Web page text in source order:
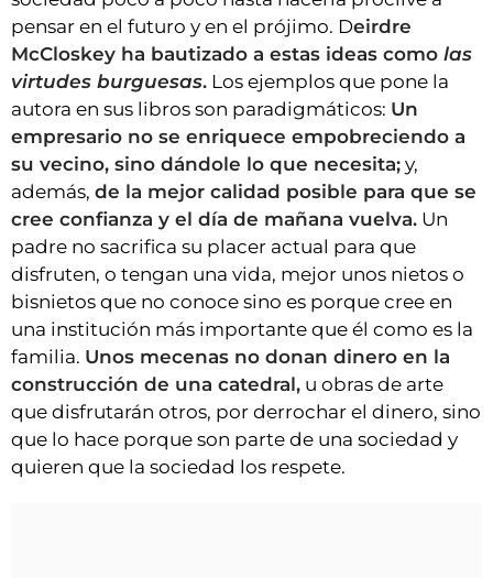
pensar en el futuro y en el prójimo. Deirdre
McCloskey ha bautizado a estas ideas como las
virtudes burguesas. Los ejemplos que pone la
autora en sus libros son paradigmáticos: Un
empresario no se enriquece empobreciendo a
su vecino, sino dándole lo que necesita; y,
además, de la mejor calidad posible para que se
cree confianza y el día de mañana vuelva. Un
padre no sacrifica su placer actual para que
disfruten, o tengan una vida, mejor unos nietos o
bisnietos que no conoce sino es porque cree en
una institución más importante que él como es la
familia. Unos mecenas no donan dinero en la
construcción de una catedral, u obras de arte
que disfrutarán otros, por derrochar el dinero, sino
que lo hace porque son parte de una sociedad y
quieren que la sociedad los respete.